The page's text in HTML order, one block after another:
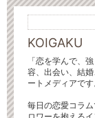
KOIGAKU
「恋を学んで、
容、出会い、結
ートメディアです
毎日の恋愛コラ